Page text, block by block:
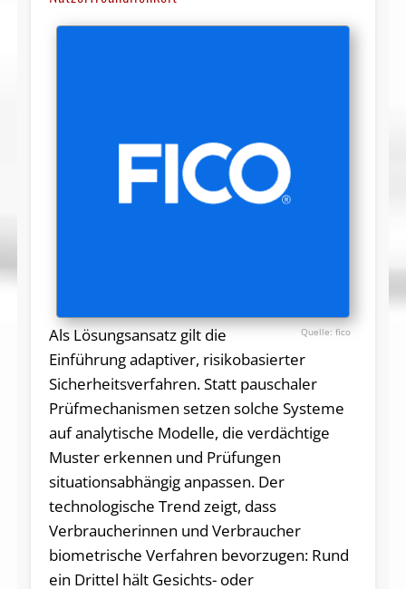
fico
Als Lösungsansatz gilt die
Einführung adaptiver, risikobasierter
Sicherheitsverfahren. Statt pauschaler
Prüfmechanismen setzen solche Systeme
auf analytische Modelle, die verdächtige
Muster erkennen und Prüfungen
situationsabhängig anpassen. Der
technologische Trend zeigt, dass
Verbraucherinnen und Verbraucher
biometrische Verfahren bevorzugen: Rund
ein Drittel hält Gesichts- oder